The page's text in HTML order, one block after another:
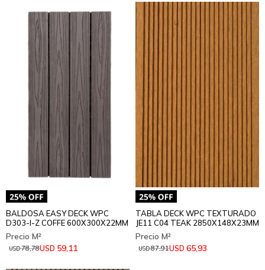
BALDOSA EASY DECK WPC
D303-I-Z COFFE 600X300X22MM
USD 59,11
USD78,78
TABLA DECK WPC TEXTURADO
JE11 C04 TEAK 2850X148X23MM
USD 65,93
USD87,91